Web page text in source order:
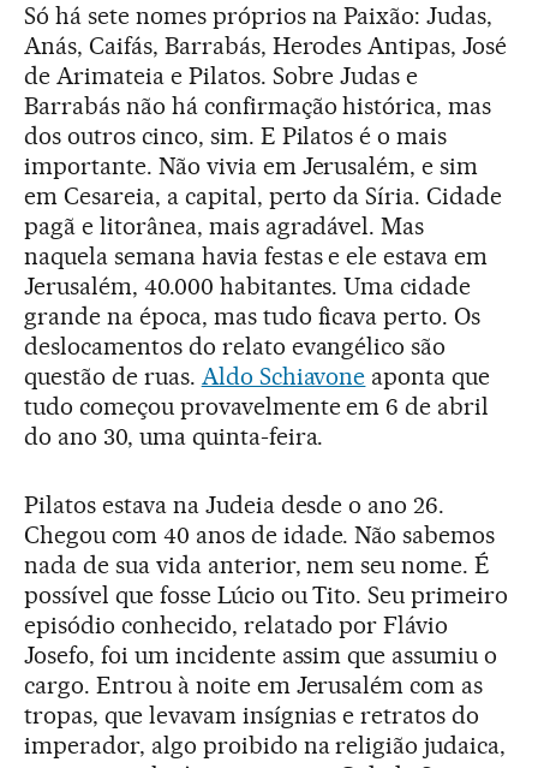
Só há sete nomes próprios na Paixão: Judas,
Anás, Caifás, Barrabás, Herodes Antipas, José
de Arimateia e Pilatos. Sobre Judas e
Barrabás não há confirmação histórica, mas
dos outros cinco, sim. E Pilatos é o mais
importante. Não vivia em Jerusalém, e sim
em Cesareia, a capital, perto da Síria. Cidade
pagã e litorânea, mais agradável. Mas
naquela semana havia festas e ele estava em
Jerusalém, 40.000 habitantes. Uma cidade
grande na época, mas tudo ficava perto. Os
deslocamentos do relato evangélico são
questão de ruas. Aldo Schiavone aponta que
tudo começou provavelmente em 6 de abril
do ano 30, uma quinta-feira.
Pilatos estava na Judeia desde o ano 26.
Chegou com 40 anos de idade. Não sabemos
nada de sua vida anterior, nem seu nome. É
possível que fosse Lúcio ou Tito. Seu primeiro
episódio conhecido, relatado por Flávio
Josefo, foi um incidente assim que assumiu o
cargo. Entrou à noite em Jerusalém com as
tropas, que levavam insígnias e retratos do
imperador, algo proibido na religião judaica,